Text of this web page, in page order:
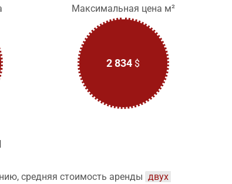
Максимальная цена м²
2 834 $
средняя стоимость аренды двух